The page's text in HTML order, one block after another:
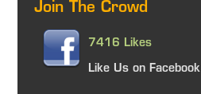
Join The Crowd
7416 Likes
Like Us on Facebook